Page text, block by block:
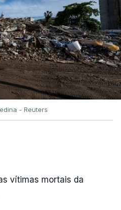
- Reuters
vítimas mortais da